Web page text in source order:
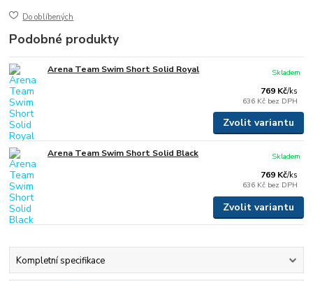
Do oblíbených
Podobné produkty
Arena Team Swim Short Solid Royal
769 Kč/ks
636 Kč bez DPH
Skladem
Zvolit variantu
Arena Team Swim Short Solid Black
769 Kč/ks
636 Kč bez DPH
Skladem
Zvolit variantu
Kompletní specifikace